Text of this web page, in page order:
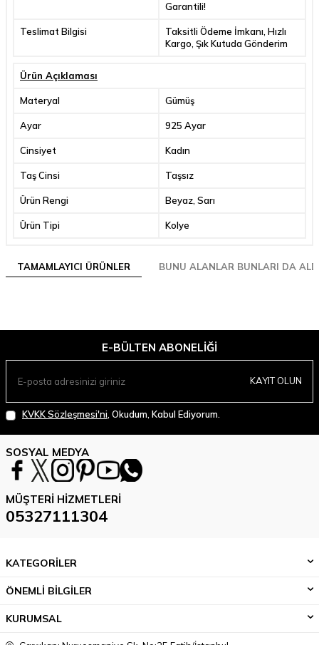
Garantili!
Teslimat Bilgisi
Taksitli Ödeme İmkanı, Hızlı
Kargo, Şık Kutuda Gönderim
Ürün Açıklaması
Materyal Gümüş
Ayar 925 Ayar
Cinsiyet Kadın
Taş Cinsi Taşsız
Ürün Rengi Beyaz, Sarı
Ürün Tipi Kolye
TAMAMLAYICI ÜRÜNLER BUNU ALANLAR BUNLARI DA
E-BÜLTEN ABONELIĞI
KAYIT OLUN
KVKK Sözleşmesi'ni , Okudum, Kabul Ediyorum.
SOSYAL MEDYA
MÜŞTERI HIZMETLERI
05327111304
KATEGORİLER
ÖNEMLİ BİLGİLER
KURUMSAL